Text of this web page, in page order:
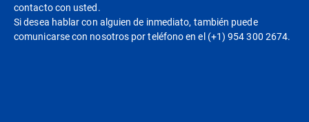
contacto con usted.
Si desea hablar con alguien de inmediato, también puede
comunicarse con nosotros por teléfono en el (+1) 954 300 2674.